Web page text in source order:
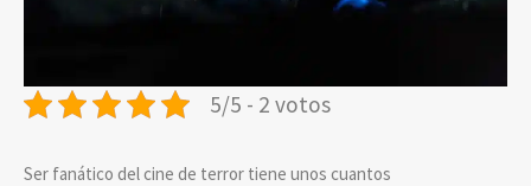
5/5 - 2 votos
Ser fanático del cine de terror tiene unos cuantos